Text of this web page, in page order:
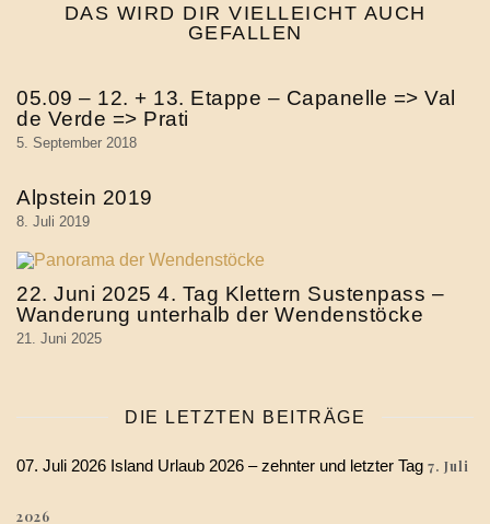
DAS WIRD DIR VIELLEICHT AUCH
GEFALLEN
05.09 – 12. + 13. Etappe – Capanelle => Val
de Verde => Prati
5. September 2018
Alpstein 2019
8. Juli 2019
22. Juni 2025 4. Tag Klettern Sustenpass –
Wanderung unterhalb der Wendenstöcke
21. Juni 2025
DIE LETZTEN BEITRÄGE
07. Juli 2026 Island Urlaub 2026 – zehnter und letzter Tag 7. Juli
2026